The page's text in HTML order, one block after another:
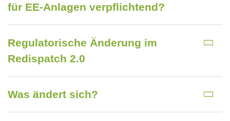
für EE-Anlagen verpflichtend?
Regulatorische Änderung im
Redispatch 2.0
Was ändert sich?